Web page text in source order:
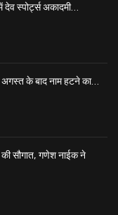
स्पोर्ट्स अकादमी…
के बाद नाम हटने का…
की सौगात, गणेश नाईक ने